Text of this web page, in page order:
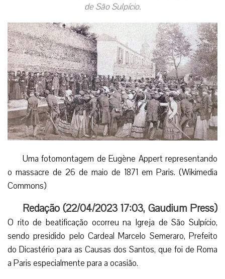
de São Sulpício.
Uma fotomontagem de Eugène Appert representando
o massacre de 26 de maio de 1871 em Paris. (Wikimedia
Commons)
Redação (22/04/2023 17:03, Gaudium Press)
O rito de beatificação ocorreu na Igreja de São Sulpício,
sendo presidido pelo Cardeal Marcelo Semeraro, Prefeito
do Dicastério para as Causas dos Santos, que foi de Roma
a Paris especialmente para a ocasião.